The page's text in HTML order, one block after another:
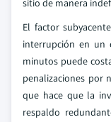
sitio de manera
El factor
interrupción en un
minutos puede
penalizaciones por
que hace que la
respaldo